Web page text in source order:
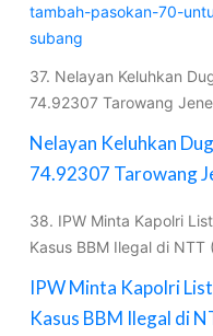
tambah-pasokan-70-
subang
37. Nelayan Keluhkan
74.92307 Tarowang
Nelayan Keluhkan
74.92307 Tarowang
38. IPW Minta Kapolri
Kasus BBM Ilegal di NTT
IPW Minta Kapolri
Kasus BBM Ilegal di